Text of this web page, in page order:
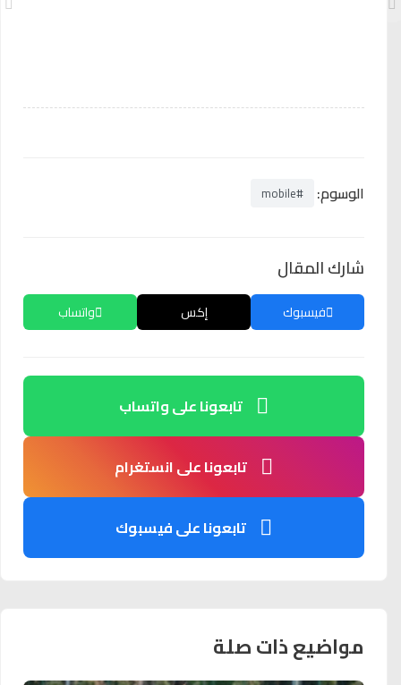
الوسوم: #mobile
شارك المقال
فيسبوك إكس واتساب
تابعونا على واتساب
تابعونا على انستغرام
تابعونا على فيسبوك
مواضيع ذات صلة